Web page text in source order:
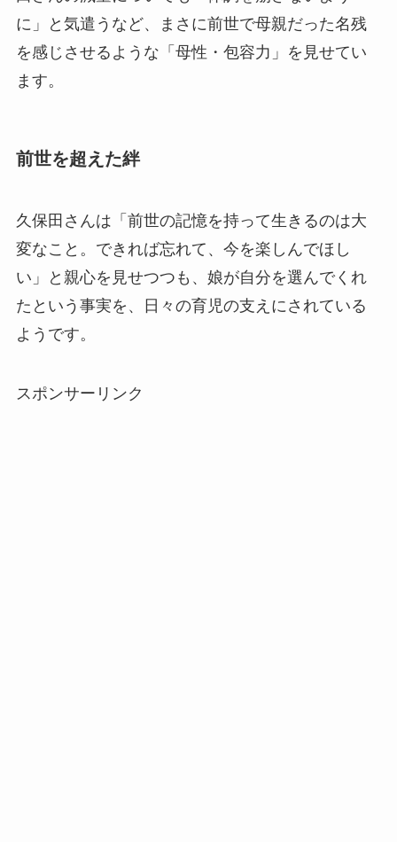
に」と気遣うなど、まさに前世で母親だった名残
を感じさせるような「母性・包容力」を見せてい
ます。
前世を超えた絆
久保田さんは「前世の記憶を持って生きるのは大
変なこと。できれば忘れて、今を楽しんでほし
い」と親心を見せつつも、娘が自分を選んでくれ
たという事実を、日々の育児の支えにされている
ようです。
スポンサーリンク